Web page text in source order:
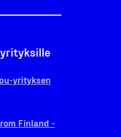
yrityksen
Finland -